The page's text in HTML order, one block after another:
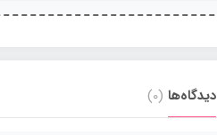
دیدگاه‌ها (0)